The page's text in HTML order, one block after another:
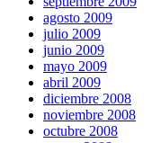
agosto 2009
julio 2009
junio 2009
mayo 2009
abril 2009
diciembre 2008
noviembre 2008
octubre 2008